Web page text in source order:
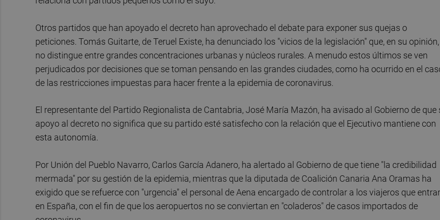
Otros partidos que han apoyado el decreto han aprovechado el debate para exponer sus quejas o
peticiones. Tomás Guitarte, de Teruel Existe, ha denunciado los "vicios de la legislación" que, en su opinión,
no distingue entre grandes concentraciones urbanas y núcleos rurales. A menudo estos últimos se ven
perjudicados por decisiones que se toman pensando en las grandes ciudades, como ha ocurrido en el
de las restricciones impuestas para hacer frente a la epidemia de coronavirus.
El representante del Partido Regionalista de Cantabria, José María Mazón, ha avisado al Gobierno de que
apoyo al decreto no significa que su partido esté satisfecho con la relación que el Ejecutivo mantiene con
esta autonomía.
Por Unión del Pueblo Navarro, Carlos García Adanero, ha alertado al Gobierno de que tiene "la credibilidad
mermada" por su gestión de la epidemia, mientras que la diputada de Coalición Canaria Ana Oramas ha
exigido que se refuerce con "urgencia" el personal de Aena encargado de controlar a los viajeros que
en España, con el fin de que los aeropuertos no se conviertan en "coladeros" de casos importados de